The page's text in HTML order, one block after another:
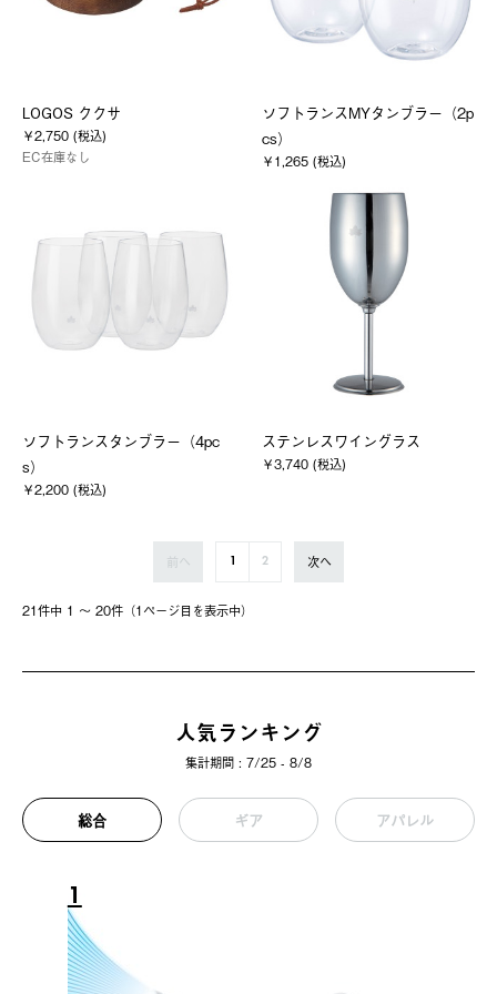
LOGOS ククサ
￥2,750 (税込)
EC在庫なし
ソフトランスMYタンブラー（2p
cs）
￥1,265 (税込)
ソフトランスタンブラー（4pc
s）
￥2,200 (税込)
ステンレスワイングラス
￥3,740 (税込)
21件中 1 〜 20件（1ページ⽬を表⽰中）
前へ 1 2 次へ
人気ランキング
集計期間 : 7/25 - 8/8
総合 ギア アパレル
1